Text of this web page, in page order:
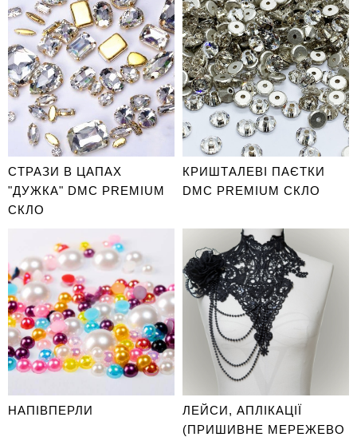
СТРАЗИ В ЦАПАХ
"ДУЖКА" DMC PREMIUM
СКЛО
КРИШТАЛЕВІ ПАЄТКИ
DMC PREMIUM СКЛО
НАПІВПЕРЛИ
ЛЕЙСИ, АПЛІКАЦІЇ
(ПРИШИВНЕ МЕРЕЖЕВО